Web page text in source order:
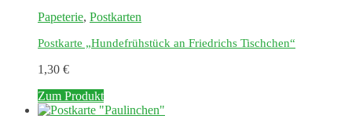
Papeterie, Postkarten
Postkarte „Hundefrühstück an Friedrichs Tischchen“
1,30 €
Zum Produkt